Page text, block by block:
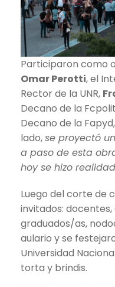
Participaron como
Omar Perotti, el
Rector de la UNR,
Decano de la
Decano de la Fapyd,
lado,se proyectó
a paso de esta
hoy se hizo
Luego del corte de
invitados:
graduados/as,
aulario y se
Universidad
torta y brindis.